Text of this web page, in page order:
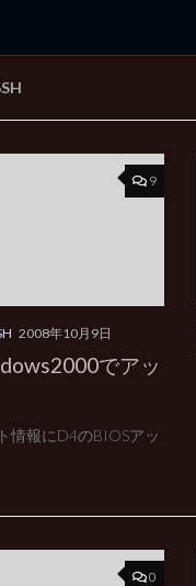
Edition
9
2008年10月9日
でアッ
情報にD4のBIOSアッ
0